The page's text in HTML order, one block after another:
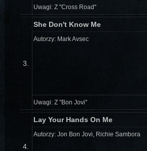
Uwagi: Z ''Cross Road''
3.
She Don't Know Me
Autorzy: Mark Avsec
Uwagi: Z ''Bon Jovi''
4.
Lay Your Hands On Me
Autorzy: Jon Bon Jovi, Richie Sambora